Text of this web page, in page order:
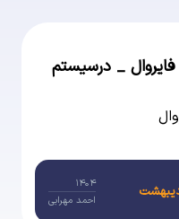
_ درسیستم
۱۴۰۴
احمد مهرابی